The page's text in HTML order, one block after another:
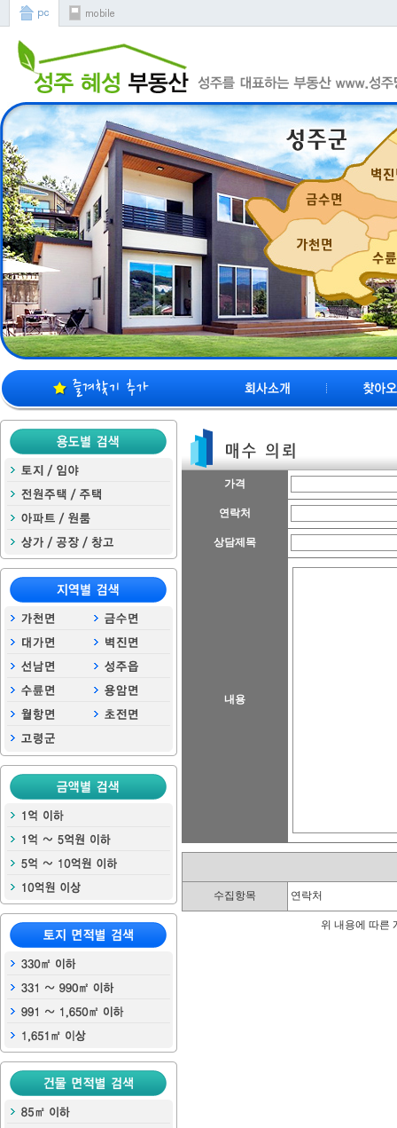
가격
연락처
상담제목
내용
수집항목 연락처
위 내용에 따른